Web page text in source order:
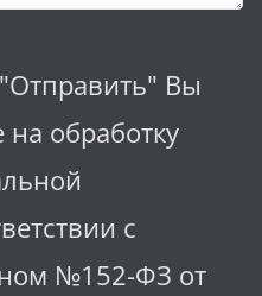
Вы
на обработку
с
№152-ФЗ от